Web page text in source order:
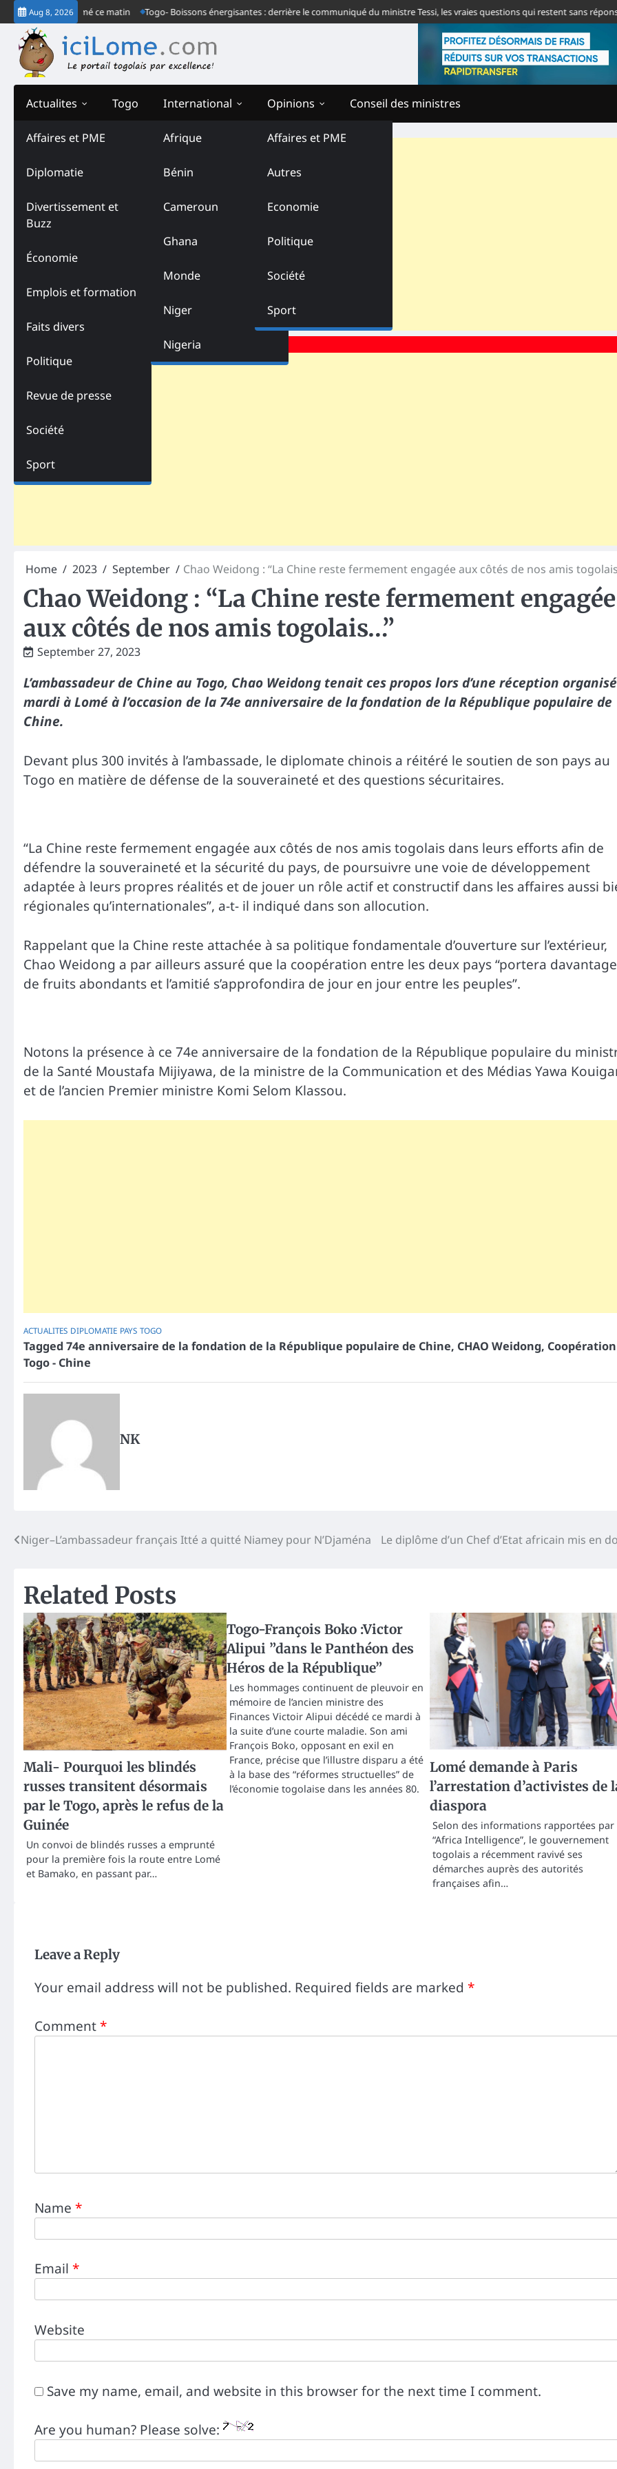
Skip
to
content
Aug 8, 2026
à Lomé ce matin Togo- Boissons énergisantes : derrière le communiqué du ministre Tessi, les vraies questions qui restent sans réponse
Actualites
Affaires et PME
Diplomatie
Divertissement et
Buzz
Économie
Emplois et formation
Faits divers
Politique
Revue de presse
Société
Sport
Togo International
Afrique
Bénin
Cameroun
Ghana
Monde
Niger
Nigeria
Opinions
Affaires et PME
Autres
Economie
Politique
Société
Sport
Conseil des ministres
Home 2023 September Chao Weidong : “La Chine reste fermement engagée aux côtés de nos amis
Chao Weidong : “La Chine reste fermement engagée
aux côtés de nos amis togolais…”
September 27, 2023
L’ambassadeur de Chine au Togo, Chao Weidong tenait ces propos lors d’une réception
mardi à Lomé à l’occasion de la 74e anniversaire de la fondation de la République populaire de
Chine.
Devant plus 300 invités à l’ambassade, le diplomate chinois a réitéré le soutien de son pays au
Togo en matière de défense de la souveraineté et des questions sécuritaires.
“La Chine reste fermement engagée aux côtés de nos amis togolais dans leurs efforts afin de
défendre la souveraineté et la sécurité du pays, de poursuivre une voie de développement
adaptée à leurs propres réalités et de jouer un rôle actif et constructif dans les affaires aussi
régionales qu’internationales”, a-t- il indiqué dans son allocution.
Rappelant que la Chine reste attachée à sa politique fondamentale d’ouverture sur l’extérieur,
Chao Weidong a par ailleurs assuré que la coopération entre les deux pays “portera davantage
de fruits abondants et l’amitié s’approfondira de jour en jour entre les peuples”.
Notons la présence à ce 74e anniversaire de la fondation de la République populaire du
de la Santé Moustafa Mijiyawa, de la ministre de la Communication et des Médias Yawa
et de l’ancien Premier ministre Komi Selom Klassou.
ACTUALITES DIPLOMATIE PAYS TOGO
Tagged 74e anniversaire de la fondation de la République populaire de Chine, CHAO Weidong, Coopération
Togo - Chine
NK
Post
Niger–L’ambassadeur français Itté a quitté Niamey pour N’Djaména Le diplôme d’un Chef d’Etat africain mis en
Related Posts
Mali- Pourquoi les blindés
russes transitent désormais
par le Togo, après le refus de la
Guinée
Un convoi de blindés russes a emprunté
pour la première fois la route entre Lomé
et Bamako, en passant par…
Togo-François Boko :Victor
Alipui ”dans le Panthéon des
Héros de la République”
Les hommages continuent de pleuvoir en
mémoire de l’ancien ministre des
Finances Victoir Alipui décédé ce mardi à
la suite d’une courte maladie. Son ami
François Boko, opposant en exil en
France, précise que l’illustre disparu a été
à la base des “réformes structuelles” de
l’économie togolaise dans les années 80.
Lomé demande à Paris
l’arrestation d’activistes de
diaspora
Selon des informations rapportées par
“Africa Intelligence”, le gouvernement
togolais a récemment ravivé ses
démarches auprès des autorités
françaises afin…
Leave a Reply
Your email address will not be published. Required fields are marked *
Comment*
Name *
Email *
Website
Save my name, email, and website in this browser for the next time I comment.
Are you human? Please solve: